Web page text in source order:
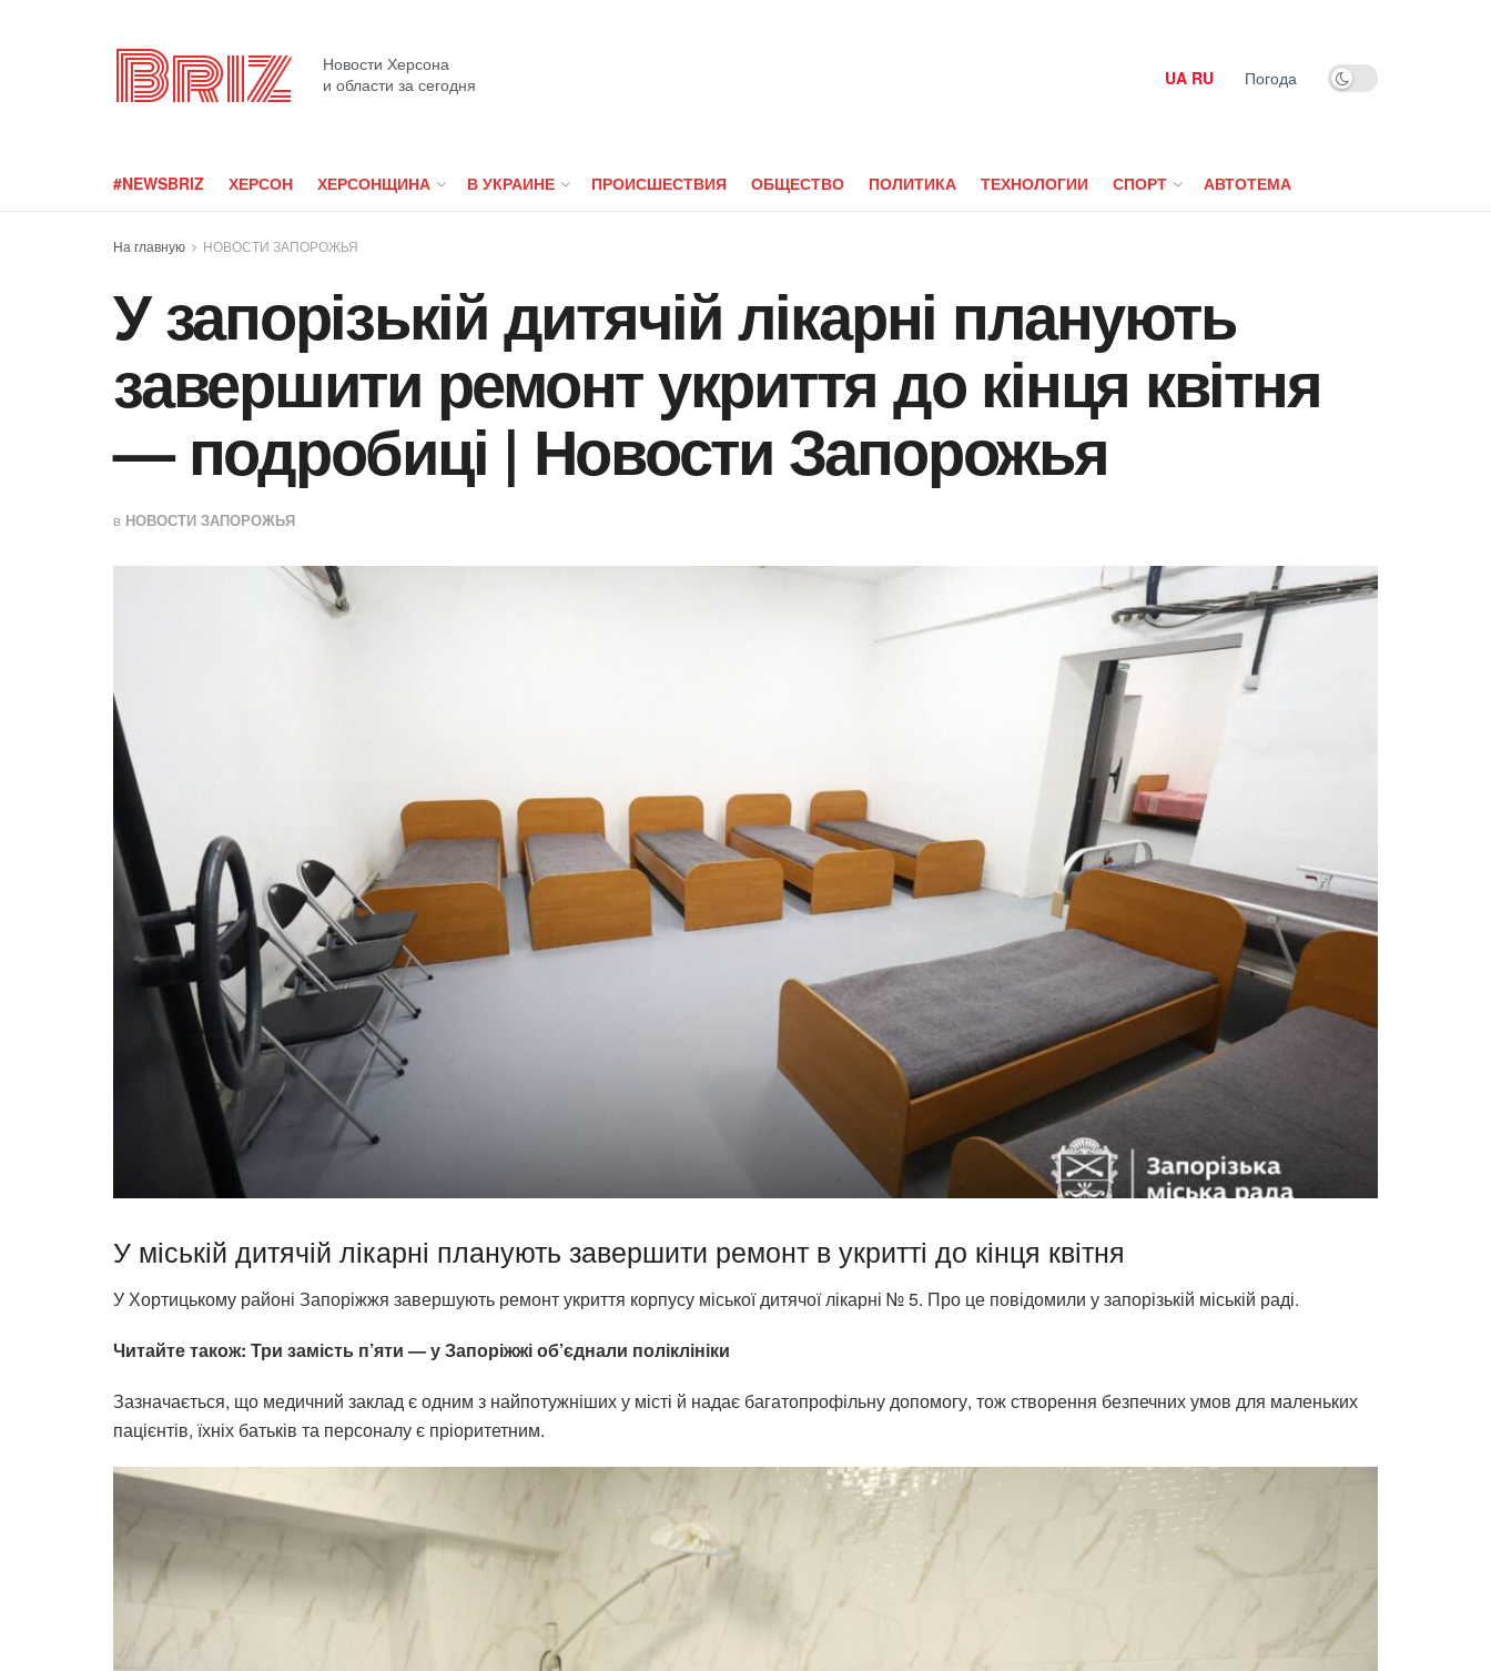
Briz
Новости Херсона
и области за сегодня
UA RU Погода
#NEWSBRIZ ХЕРСОН ХЕРСОНЩИНА В УКРАИНЕ ПРОИСШЕСТВИЯ ОБЩЕСТВО ПОЛИТИКА ТЕХНОЛОГИИ СПОРТ АВТОТЕМА
На главную НОВОСТИ ЗАПОРОЖЬЯ
У запорізькій дитячій лікарні планують
завершити ремонт укриття до кінця квітня
— подробиці | Новости Запорожья
в НОВОСТИ ЗАПОРОЖЬЯ
У міській дитячій лікарні планують завершити ремонт в укритті до кінця квітня
У Хортицькому районі Запоріжжя завершують ремонт укриття корпусу міської дитячої лікарні № 5. Про це повідомили у запорізькій міській раді.
Читайте також: Три замість п’яти — у Запоріжжі об’єднали поліклініки
Зазначається, що медичний заклад є одним з найпотужніших у місті й надає багатопрофільну допомогу, тож створення безпечних умов для маленьких
пацієнтів, їхніх батьків та персоналу є пріоритетним.